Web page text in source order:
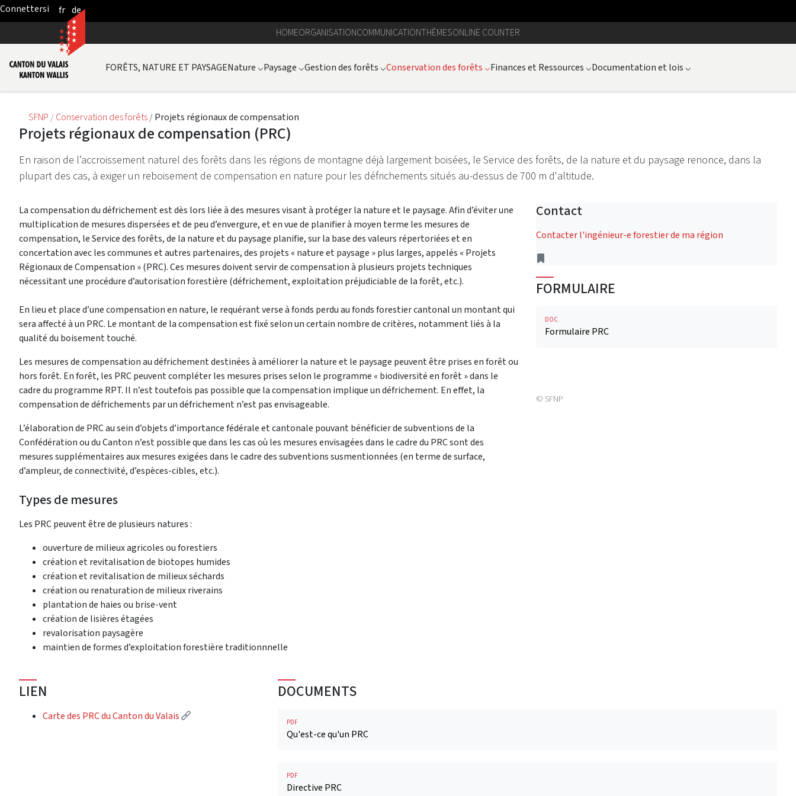
Skip to Main Content
fr de
HOMEORGANISATIONCOMMUNICATIONTHÈMESONLINE COUNTER
FORÊTS, NATURE ET PAYSAGENature ⌵Paysage ⌵Gestion des forêts ⌵Conservation des forêts ⌵Finances et Ressources ⌵Documentation et lois ⌵
SFNP Conservation des forêts Projets régionaux de compensation
Projets régionaux de compensation (PRC)
En raison de l’accroissement naturel des forêts dans les régions de montagne déjà largement boisées, le Service des forêts, de la nature et du paysage renonce, dans la
plupart des cas, à exiger un reboisement de compensation en nature pour les défrichements situés au-dessus de 700 m d'altitude.
La compensation du défrichement est dès lors liée à des mesures visant à protéger la nature et le paysage. Afin d’éviter une
multiplication de mesures dispersées et de peu d’envergure, et en vue de planifier à moyen terme les mesures de
compensation, le Service des forêts, de la nature et du paysage planifie, sur la base des valeurs répertoriées et en
concertation avec les communes et autres partenaires, des projets « nature et paysage » plus larges, appelés « Projets
Régionaux de Compensation » (PRC). Ces mesures doivent servir de compensation à plusieurs projets techniques
nécessitant une procédure d’autorisation forestière (défrichement, exploitation préjudiciable de la forêt, etc.).
En lieu et place d’une compensation en nature, le requérant verse à fonds perdu au fonds forestier cantonal un montant qui
sera affecté à un PRC. Le montant de la compensation est fixé selon un certain nombre de critères, notamment liés à la
qualité du boisement touché.
Les mesures de compensation au défrichement destinées à améliorer la nature et le paysage peuvent être prises en forêt ou
hors forêt. En forêt, les PRC peuvent compléter les mesures prises selon le programme « biodiversité en forêt » dans le
cadre du programme RPT. Il n’est toutefois pas possible que la compensation implique un défrichement. En effet, la
compensation de défrichements par un défrichement n’est pas envisageable.
L’élaboration de PRC au sein d’objets d’importance fédérale et cantonale pouvant bénéficier de subventions de la
Confédération ou du Canton n’est possible que dans les cas où les mesures envisagées dans le cadre du PRC sont des
mesures supplémentaires aux mesures exigées dans le cadre des subventions susmentionnées (en terme de surface,
d’ampleur, de connectivité, d’espèces-cibles, etc.).
Types de mesures
Les PRC peuvent être de plusieurs natures :
ouverture de milieux agricoles ou forestiers
création et revitalisation de biotopes humides
création et revitalisation de milieux séchards
création ou renaturation de milieux riverains
plantation de haies ou brise-vent
création de lisières étagées
revalorisation paysagère
maintien de formes d’exploitation forestière traditionnnelle
Contact
Contacter l'ingénieur-e forestier de ma région
FORMULAIRE
DOC
Formulaire PRC
© SFNP
LIEN
Carte des PRC du Canton du Valais (External link)
DOCUMENTS
PDF
Qu'est-ce qu'un PRC
PDF
Directive PRC